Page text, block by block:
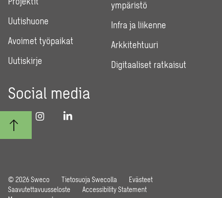
Uutishuone
Avoimet työpaikat
Uutiskirje
ympäristö
Infra ja liikenne
Arkkitehtuuri
Digitaaliset ratkaisut
Social media
© 2026 Sweco Tietosuoja Swecolla
Evästeet
Saavutettavuusseloste
Accessibility Statement